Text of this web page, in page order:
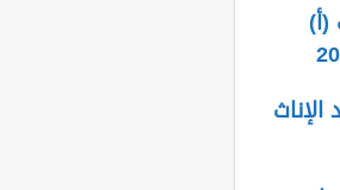
للمواليد الإناث